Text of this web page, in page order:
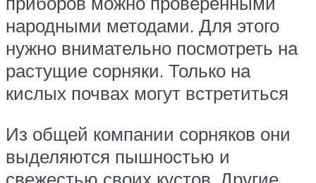
народными методами. Для этого
нужно внимательно посмотреть на
растущие сорняки. Только на
кислых почвах могут встретиться
Из общей компании сорняков они
выделяются пышностью и